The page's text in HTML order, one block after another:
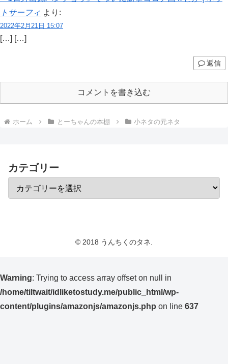
トサーフィ より:
2022年2月21日 15:07
[…] […]
返信
コメントを書き込む
ホーム とーちゃんの本棚 小ネタの元ネタ
カテゴリー
© 2018 うんちくのタネ.
Warning: Trying to access array offset on null in
/home/tiltwait/idliketostudy.me/public_html/wp-
content/plugins/amazonjs/amazonjs.php on line 637